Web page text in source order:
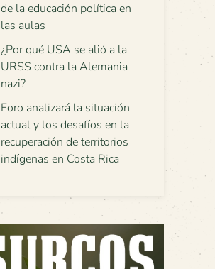
de la educación política en
las aulas
¿Por qué USA se alió a la
URSS contra la Alemania
nazi?
Foro analizará la situación
actual y los desafíos en la
recuperación de territorios
indígenas en Costa Rica